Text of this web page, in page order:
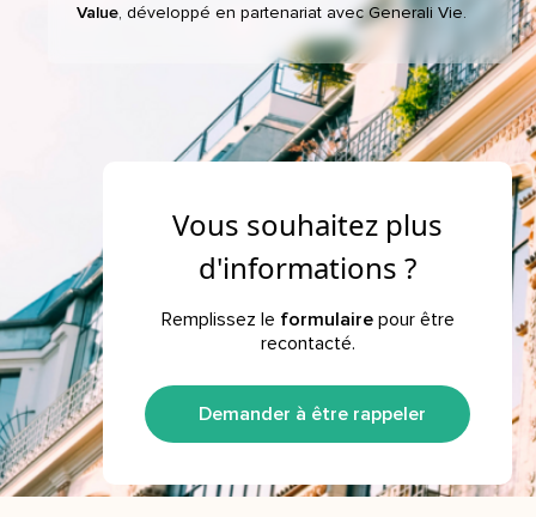
Value, développé en partenariat avec Generali Vie.
Vous souhaitez plus
d'informations ?
Remplissez le formulairepour être
recontacté.
Demander à être rappeler